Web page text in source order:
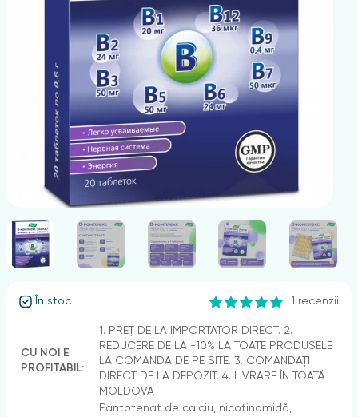
În stoc 1 recenzii
CU NOI E
PROFITABIL:
1. PREȚ DE LA IMPORTATOR DIRECT. 2.
REDUCERE DE LA -10% LA TOATE PRODUSELE
LA COMANDA DE PE SITE. 3. COMANDAȚI
DIRECT DE LA DEPOZIT. 4. LIVRARE ÎN TOATĂ
MOLDOVA
Pantotenat de calciu, nicotinamidă,